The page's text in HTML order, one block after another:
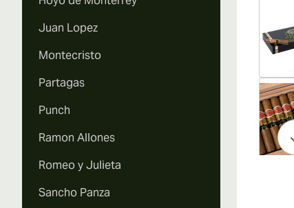
Juan Lopez
Montecristo
Partagas
Punch
Ramon Allones
Romeo y Julieta
Sancho Panza